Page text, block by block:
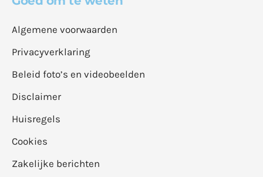
Algemene voorwaarden
Privacyverklaring
Beleid foto’s en videobeelden
Disclaimer
Huisregels
Cookies
Zakelijke berichten